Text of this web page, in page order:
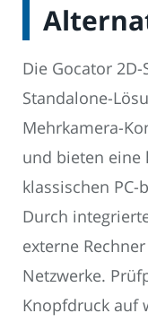
Die Gocator
Standalone-
Mehrkamera-
und bieten eine
klassischen
Durch
externe
Netzwerke.
Knopfdruck auf